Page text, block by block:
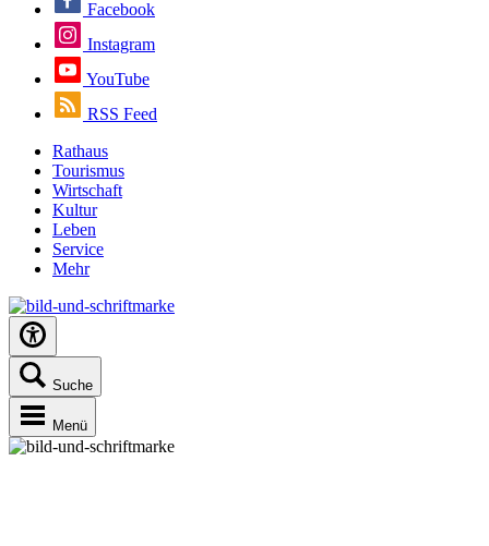
Facebook
Instagram
YouTube
RSS Feed
Rathaus
Tourismus
Wirtschaft
Kultur
Leben
Service
Mehr
Suche
Menü